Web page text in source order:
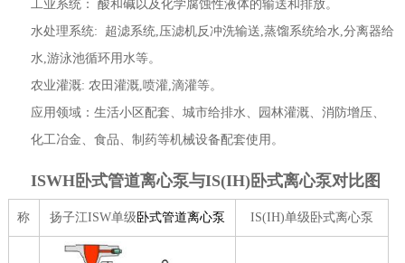
工业系统： 酸和碱以及化学腐蚀性液体的输送和排放。
水处理系统: 超滤系统,压滤机反冲洗输送,蒸馏系统给水,分离器给
水,游泳池循环用水等。
农业灌溉: 农田灌溉,喷灌,滴灌等。
应用领域：生活小区配套、城市给排水、园林灌溉、消防增压、
化工冶金、食品、制药等机械设备配套使用。
ISWH卧式管道离心泵与IS(IH)卧式离心泵对比图
称 扬子江ISW单级卧式管道离心泵 IS(IH)单级卧式离心泵